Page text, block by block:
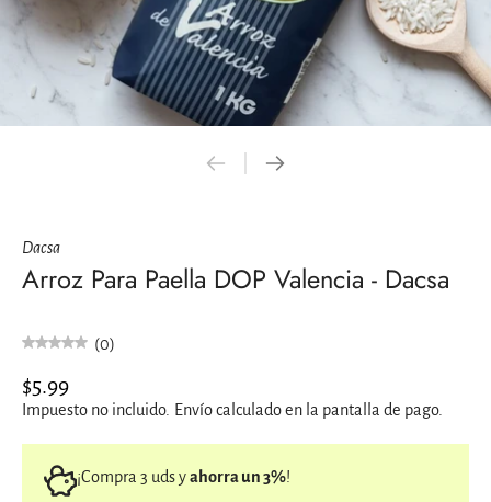
Dacsa
Arroz Para Paella DOP Valencia - Dacsa
(0)
$5.99
Impuesto no incluido. Envíocalculado en la pantalla de pago.
¡Compra 3 uds yahorra un 3%!